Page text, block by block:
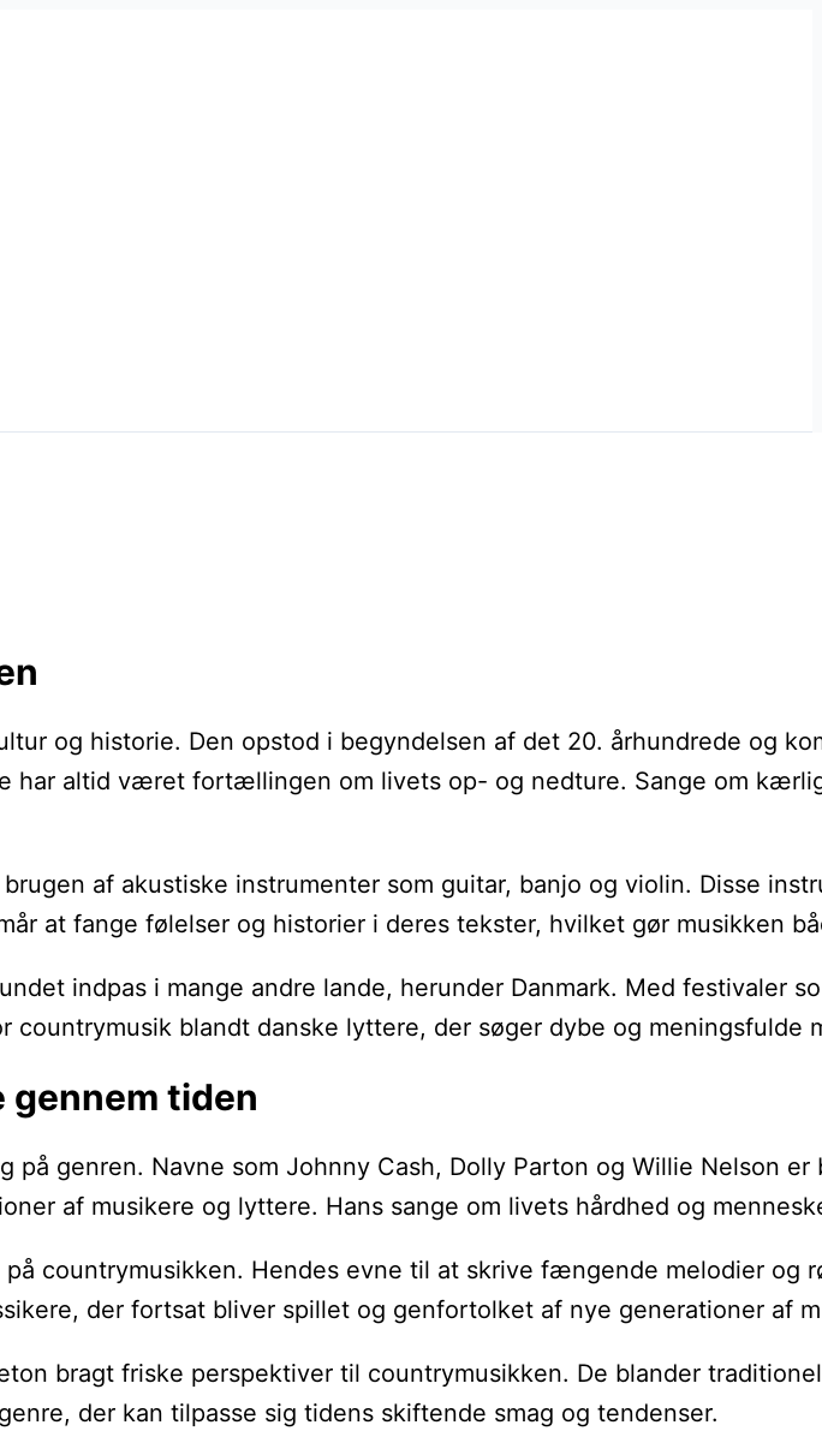
og historie. Den opstod i begyndelsen af det 20. århundrede og
har altid været fortællingen om livets op- og nedture. Sange om
af akustiske instrumenter som guitar, banjo og violin. Disse
at fange følelser og historier i deres tekster, hvilket gør musikken
indpas i mange andre lande, herunder Danmark. Med festivaler
blandt danske lyttere, der søger dybe og meningsfulde
tiden
genren. Navne som Johnny Cash, Dolly Parton og Willie Nelson
af musikere og lyttere. Hans sange om livets hårdhed og
countrymusikken. Hendes evne til at skrive fængende melodier
der fortsat bliver spillet og genfortolket af nye generationer af
bragt friske perspektiver til countrymusikken. De blander
der kan tilpasse sig tidens skiftende smag og tendenser.